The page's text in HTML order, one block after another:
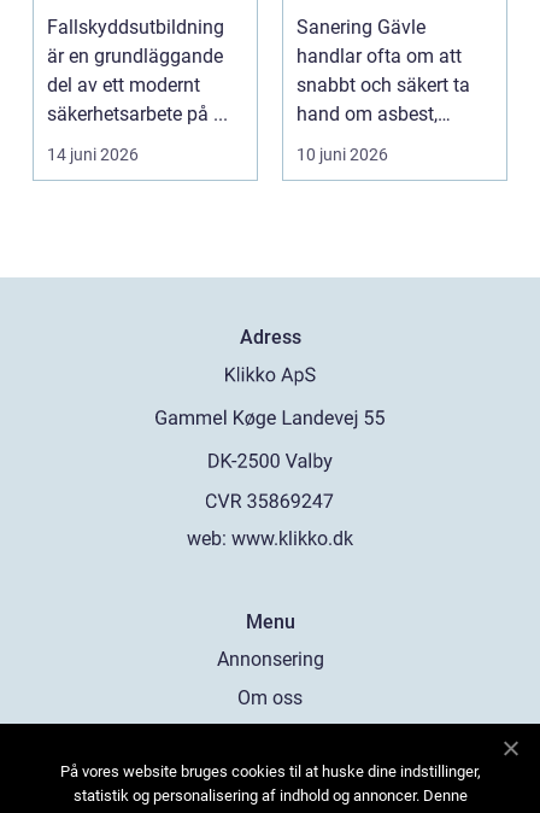
Fallskyddsutbildning
är en grundläggande
del av ett modernt
säkerhetsarbete på ...
14 juni 2026
skador
Sanering Gävle
handlar ofta om att
snabbt och säkert ta
hand om asbest,
mögel, brand-...
10 juni 2026
Adress
web: www.klikko.dk
Menu
Annonsering
Om oss
Kontakta oss
På vores website bruges cookies til at huske dine indstillinger,
statistik og personalisering af indhold og annoncer. Denne